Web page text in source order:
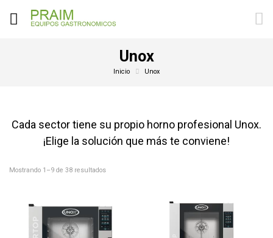
Unox
Inicio Unox
Cada sector tiene su propio horno profesional Unox.
¡Elige la solución que más te conviene!
Mostrando 1–9 de 38 resultados